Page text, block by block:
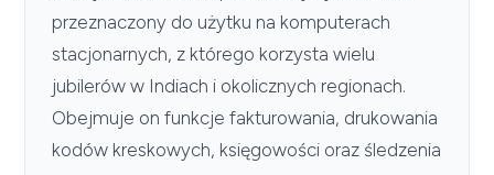
przeznaczony do użytku na komputerach
stacjonarnych, z którego korzysta wielu
jubilerów w Indiach i okolicznych regionach.
Obejmuje on funkcje fakturowania, drukowania
kodów kreskowych, księgowości oraz śledzenia